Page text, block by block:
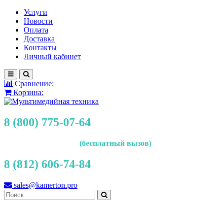
Услуги
Новости
Оплата
Доставка
Контакты
Личный кабинет
Сравнение:
Корзина:
8 (800) 775-07-64
(бесплатный вызов)
8 (812) 606-74-84
sales@kamerton.pro